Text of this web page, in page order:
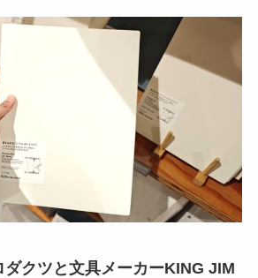
ダクツと文具メーカーKING JIM